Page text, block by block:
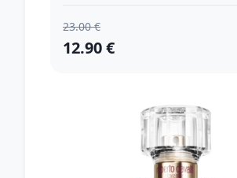
23.00 €
12.90 €